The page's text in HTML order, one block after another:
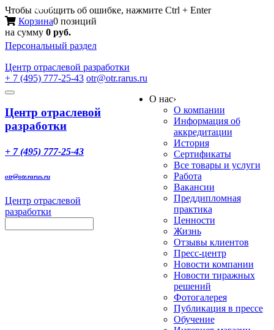
Чтобы сообщить об ошибке, нажмите Ctrl + Enter
Корзина0 позиций
на сумму 0 руб.
Персональный раздел
Центр отраслевой разработки
+ 7 (495) 777-25-43 otr@otr.rarus.ru
Toggle
Меню
Центр отраслевой
разработки
+ 7 (495) 777-25-43
otr@otr.rarus.ru
Центр отраслевой
разработки
О нас›
О компании
Информация об
аккредитации
История
Сертификаты
Все товары и услуги
Работа
Вакансии
Преддипломная
практика
Ценности
Жизнь
Отзывы клиентов
Пресс-центр
Новости компании
Новости тиражных
решений
Фотогалерея
Публикация в прессе
Обучение